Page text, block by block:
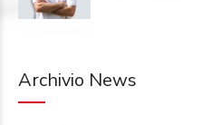
Archivio News